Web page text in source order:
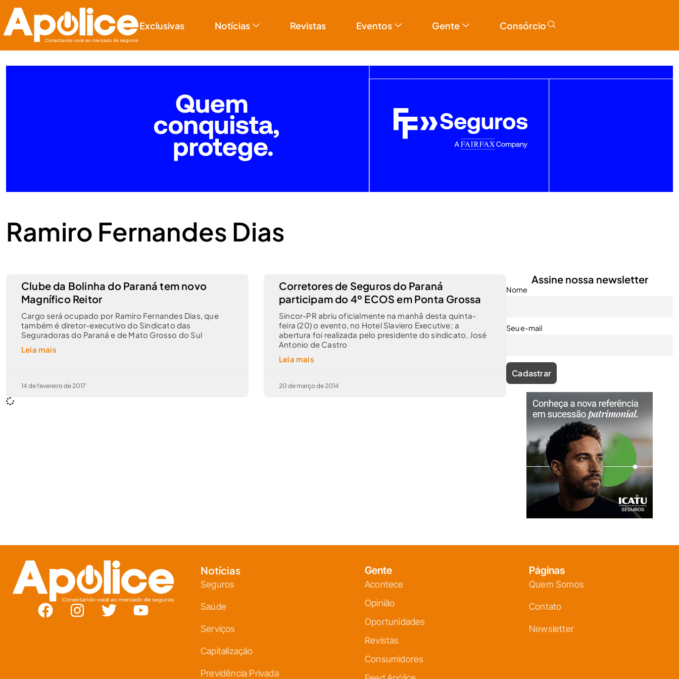
Exclusivas Notícias Revistas Eventos Gente Consórcio
Ramiro Fernandes Dias
Clube da Bolinha do Paraná tem novo
Magnífico Reitor
Cargo será ocupado por Ramiro Fernandes Dias, que
também é diretor-executivo do Sindicato das
Seguradoras do Paraná e de Mato Grosso do Sul
Leia mais
14 de fevereiro de 2017
Corretores de Seguros do Paraná
participam do 4º ECOS em Ponta Grossa
Sincor-PR abriu oficialmente na manhã desta quinta-
feira (20) o evento, no Hotel Slaviero Executive; a
abertura foi realizada pelo presidente do sindicato, José
Antonio de Castro
Leia mais
20 de março de 2014
Assine nossa newsletter
Nome
Seu e-mail
Notícias
Seguros
Saúde
Serviços
Capitalização
Previdência Privada
Gente
Acontece
Opinião
Oportunidades
Revistas
Consumidores
Páginas
Quem Somos
Contato
Newsletter